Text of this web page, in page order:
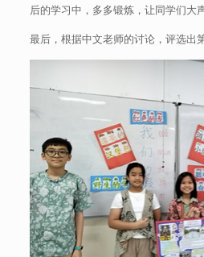
后的学习中，多多锻炼，让同学们大
最后，根据中文老师的讨论，评选出